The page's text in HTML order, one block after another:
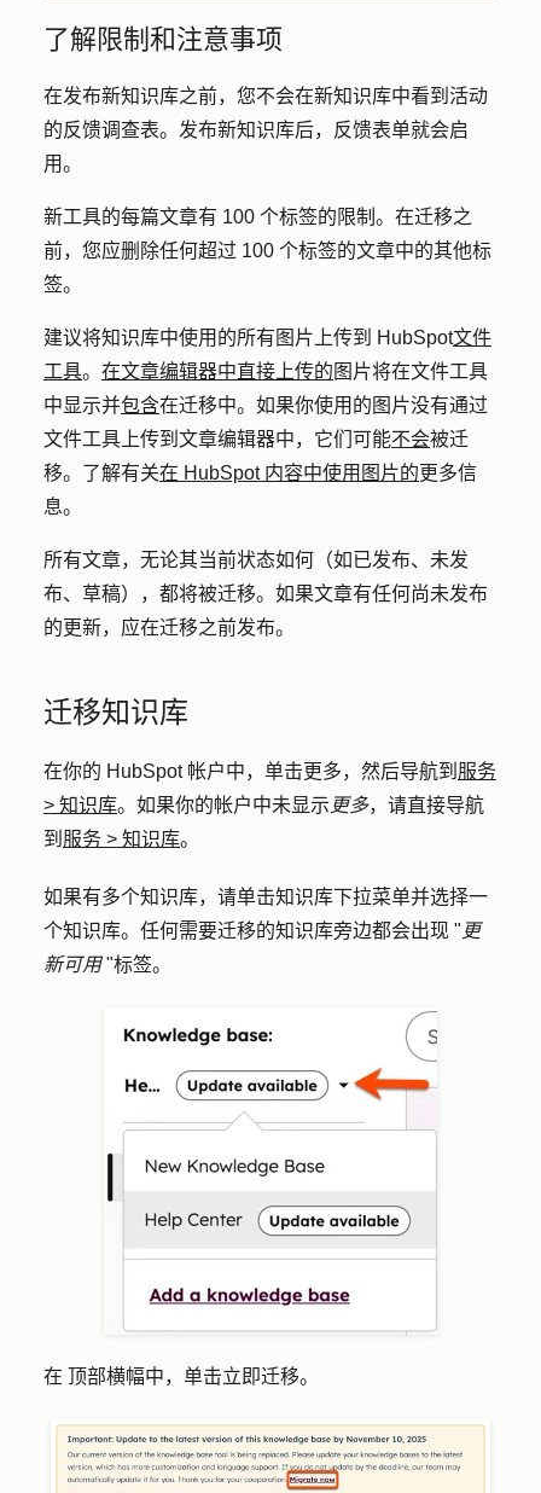
了解限制和注意事项
在发布新知识库之前，您不会在新知识库中看到活动
的反馈调查表。发布新知识库后，反馈表单就会启
用。
新工具的每篇文章有 100 个标签的限制。在迁移之
前，您应删除任何超过 100 个标签的文章中的其他标
签。
建议将知识库中使用的所有图片上传到 HubSpot文件
工具。 在文章编辑器中直接上传的 图片将在文件工具
中显示并包含在迁移中。如果你使用的图片没有通过
文件工具上传到文章编辑器中，它们可能不会被迁
移。了解有关在 HubSpot 内容中使用图片的更多信
息。
所有文章，无论其当前状态如何（如已发布、未发
布、草稿），都将被迁移。如果文章有任何尚未发布
的更新，应在迁移之前发布。
迁移知识库
在你的 HubSpot 帐户中，单击更多，然后导航到 服务
> 知识库。如果你的帐户中未显示 更多，请直接导航
到 服务 > 知识库。
如果有多个知识库，请单击知识库下拉菜单并选择一
个知识库。任何需要迁移的知识库旁边都会出现 " 更
新可用"标签。
在 顶部横幅中，单击立即迁移。